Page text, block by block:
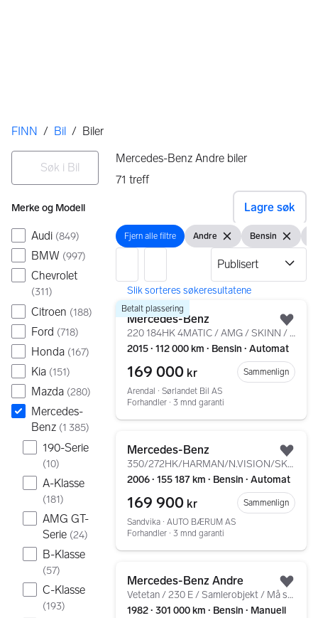
Her er du
FINN / Bil / Biler
Filtre
Søk i Bil
Merke og Modell
Audi (849)
BMW (997)
Chevrolet
(311)
Citroen (188)
Ford (718)
Honda (167)
Kia (151)
Mazda (280)
Mercedes-
Benz (1 385)
190-Serie
(10)
A-Klasse
(181)
AMG GT-
Serie (24)
B-Klasse
(57)
C-Klasse
(193)
Mercedes-Benz Andre biler
71 treff
Lagre søk
Fjern alle filtre
Fjern alle filtre Vis filter
Andre Fjern filteret
Vis filter
Bensin Fjern
71 resultater
Betalt plassering
Mercedes-Benz
220 184HK 4MATIC / AMG / SKINN / KAMERA / NAVI
2015 ∙ 112 000 km ∙ Bensin ∙ Automat
169 000 kr
Sammenlign
Arendal ∙ Sørlandet Bil AS
Forhandler ∙ 3 mnd garanti
Gå til annonsen
Mercedes-Benz
350/272HK/HARMAN/N.VISION/SKINN/EU06.2028/LAVKM
2006 ∙ 155 187 km ∙ Bensin ∙ Automat
169 900 kr
Sammenlign
Sandvika ∙ AUTO BÆRUM AS
Forhandler ∙ 3 mnd garanti
Mercedes-Benz Andre
Vetetan / 230 E / Samlerobjekt / Må sees / Påkostet mye
1982 ∙ 301 000 km ∙ Bensin ∙ Manuell